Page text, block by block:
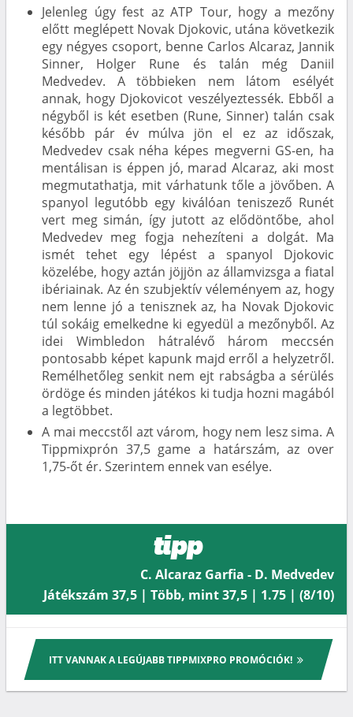
Jelenleg úgy fest az ATP Tour, hogy a mezőny
előtt meglépett Novak Djokovic, utána következik
egy négyes csoport, benne Carlos Alcaraz, Jannik
Sinner, Holger Rune és talán még Daniil
Medvedev. A többieken nem látom esélyét
annak, hogy Djokovicot veszélyeztessék. Ebből a
négyből is két esetben (Rune, Sinner) talán csak
később pár év múlva jön el ez az időszak,
Medvedev csak néha képes megverni GS-en, ha
mentálisan is éppen jó, marad Alcaraz, aki most
megmutathatja, mit várhatunk tőle a jövőben. A
spanyol legutóbb egy kiválóan teniszező Runét
vert meg simán, így jutott az elődöntőbe, ahol
Medvedev meg fogja nehezíteni a dolgát. Ma
ismét tehet egy lépést a spanyol Djokovic
közelébe, hogy aztán jöjjön az államvizsga a fiatal
ibériainak. Az én szubjektív véleményem az, hogy
nem lenne jó a tenisznek az, ha Novak Djokovic
túl sokáig emelkedne ki egyedül a mezőnyből. Az
idei Wimbledon hátralévő három meccsén
pontosabb képet kapunk majd erről a helyzetről.
Remélhetőleg senkit nem ejt rabságba a sérülés
ördöge és minden játékos ki tudja hozni magából
a legtöbbet.
A mai meccstől azt várom, hogy nem lesz sima. A
Tippmixprón 37,5 game a határszám, az over
1,75-őt ér. Szerintem ennek van esélye.
tipp
C. Alcaraz Garfia - D. Medvedev
Játékszám 37,5 | Több, mint 37,5 | 1.75 | (8/10)
ITT VANNAK A LEGÚJABB TIPPMIXPRO PROMÓCIÓK!